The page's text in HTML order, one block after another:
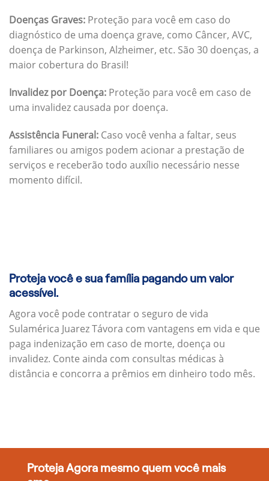
Doenças Graves: Proteção para você em caso do
diagnóstico de uma doença grave, como Câncer, AVC,
doença de Parkinson, Alzheimer, etc. São 30 doenças, a
maior cobertura do Brasil!
Invalidez por Doença: Proteção para você em caso de
uma invalidez causada por doença.
Assistência Funeral: Caso você venha a faltar, seus
familiares ou amigos podem acionar a prestação de
serviços e receberão todo auxílio necessário nesse
momento difícil.
Proteja você e sua família pagando um valor
acessível.
Agora você pode contratar o seguro de vida
Sulamérica Juarez Távora com vantagens em vida e que
paga indenização em caso de morte, doença ou
invalidez. Conte ainda com consultas médicas à
distância e concorra a prêmios em dinheiro todo mês.
Proteja Agora mesmo quem você mais